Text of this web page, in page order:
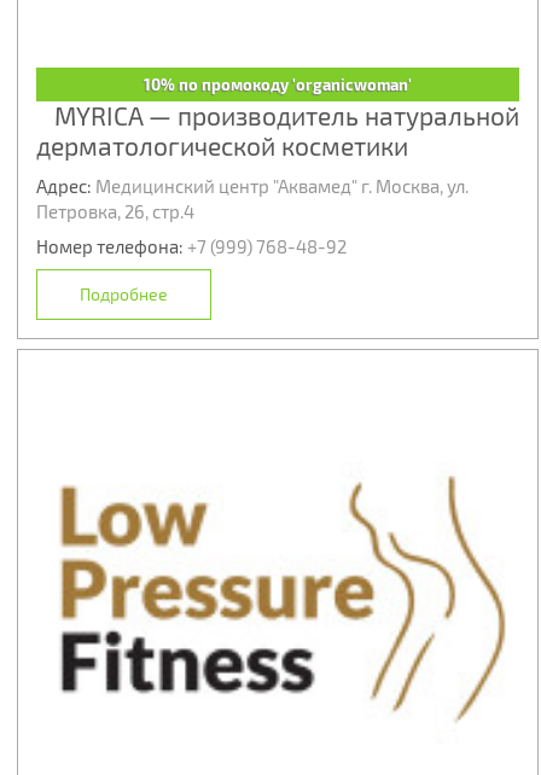
10% по промокоду 'organicwoman'
MYRICA — производитель натуральной
дерматологической косметики
Адрес: Медицинский центр "Аквамед" г. Москва, ул.
Петровка, 26, стр.4
Номер телефона: +7 (999) 768-48-92
Подробнее